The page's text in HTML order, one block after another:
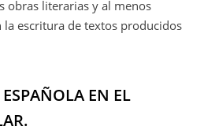
obras literarias y al menos
escritura de textos producidos
EN EL